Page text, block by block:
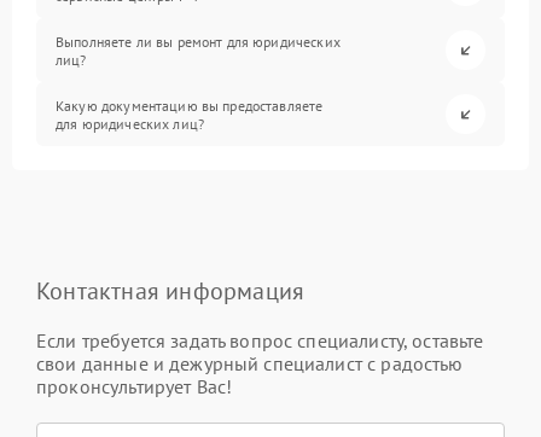
Выполняете ли вы ремонт для юридических
лиц?
Какую документацию вы предоставляете
для юридических лиц?
Контактная информация
Если требуется задать вопрос специалисту, оставьте
свои данные и дежурный специалист с радостью
проконсультирует Вас!